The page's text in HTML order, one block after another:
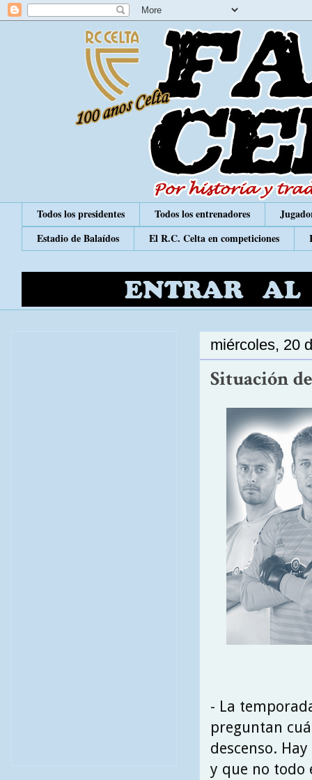
Todos los presidentes Todos los entrenadores
Estadio de Balaídos
El R.C. Celta en competiciones
miércoles, 20
Situación
- La
preguntan
descenso.
y que no todo